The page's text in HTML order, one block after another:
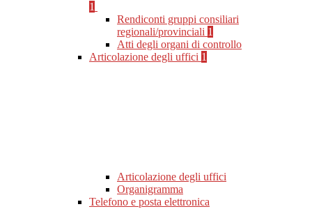
1
Rendiconti gruppi consiliari
regionali/provinciali 1
Atti degli organi di controllo
Articolazione degli uffici 1
Articolazione degli uffici
Organigramma
Telefono e posta elettronica